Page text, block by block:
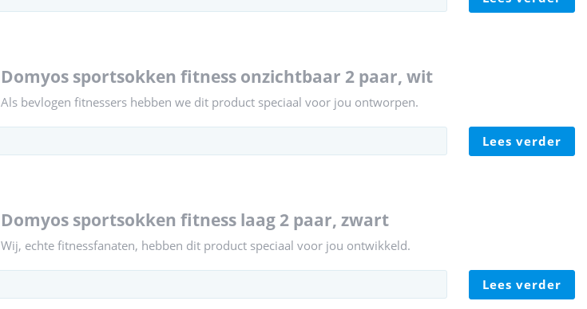
domyos sportsokken fitness onzichtbaar 2 paar, wit
Als bevlogen fitnessers hebben we dit product speciaal voor jou ontworpen.
lees verder
domyos sportsokken fitness laag 2 paar, zwart
Wij, echte fitnessfanaten, hebben dit product speciaal voor jou ontwikkeld.
lees verder